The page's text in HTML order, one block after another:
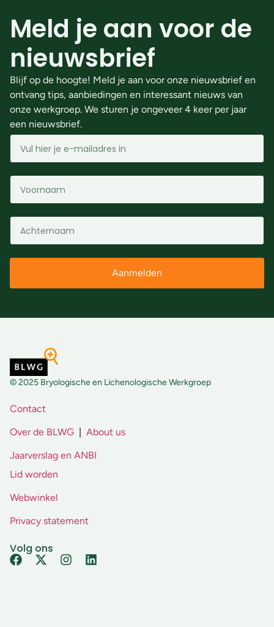
Meld je aan voor de
nieuwsbrief
Blijf op de hoogte! Meld je aan voor onze nieuwsbrief en
ontvang tips, aanbiedingen en interessant nieuws van
onze werkgroep. We sturen je ongeveer 4 keer per jaar
een nieuwsbrief.
Aanmelden
© 2025 Bryologische en Lichenologische Werkgroep
Contact
Over de BLWG | About us
Jaarverslag en ANBI
Lid worden
Webwinkel
Privacy statement
Volg ons